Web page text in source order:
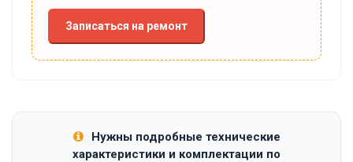
Записаться на ремонт
Нужны подробные технические
характеристики и комплектации по